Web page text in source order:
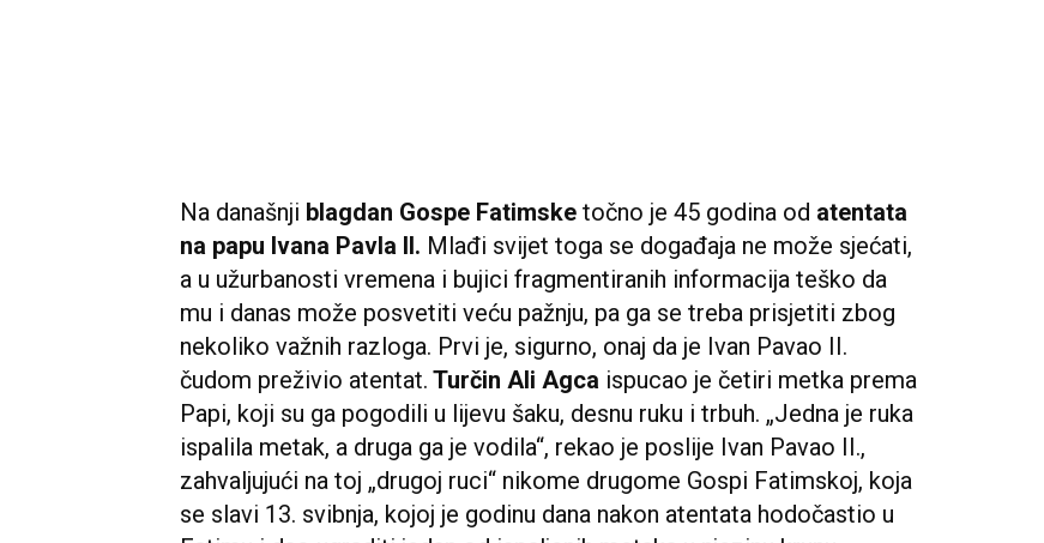
Na današnji blagdan Gospe Fatimske točno je 45 godina od atentata
na papu Ivana Pavla II. Mlađi svijet toga se događaja ne može sjećati,
a u užurbanosti vremena i bujici fragmentiranih informacija teško da
mu i danas može posvetiti veću pažnju, pa ga se treba prisjetiti zbog
nekoliko važnih razloga. Prvi je, sigurno, onaj da je Ivan Pavao II.
čudom preživio atentat. Turčin Ali Agca ispucao je četiri metka prema
Papi, koji su ga pogodili u lijevu šaku, desnu ruku i trbuh. „Jedna je ruka
ispalila metak, a druga ga je vodila“, rekao je poslije Ivan Pavao II.,
zahvaljujući na toj „drugoj ruci“ nikome drugome Gospi Fatimskoj, koja
se slavi 13. svibnja, kojoj je godinu dana nakon atentata hodočastio u